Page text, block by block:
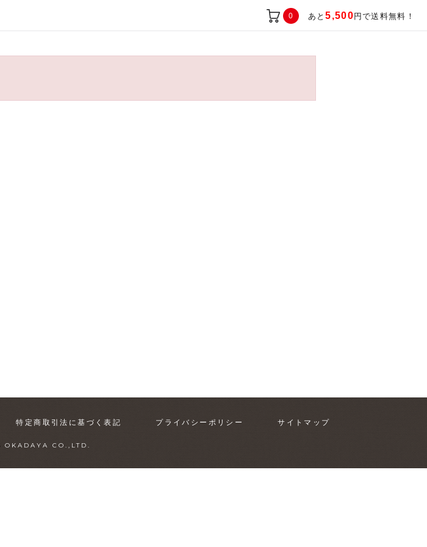
0 あと5,500 円で送料無料！
特定商取引法に基づく表記 プライバシーポリシー サイトマップ
OKADAYA CO.,LTD.